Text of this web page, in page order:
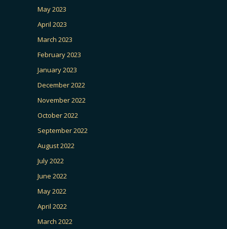
May 2023
April 2023
March 2023
February 2023
January 2023
December 2022
November 2022
October 2022
September 2022
August 2022
July 2022
June 2022
May 2022
April 2022
March 2022